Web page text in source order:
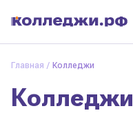
Главная Колледжи
Колледжи